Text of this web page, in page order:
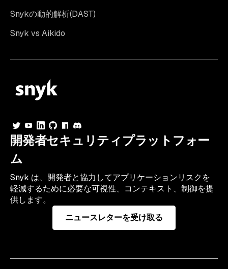
Snykの動的解析(DAST)
Snyk vs Aikido
開発者セキュリティプラットフォー
ム
Snyk は、開発者と協力してアプリケーションリスクを
軽減するために必要な可視性、コンテキスト、制御を提
供します。
ニュースレターを受け取る